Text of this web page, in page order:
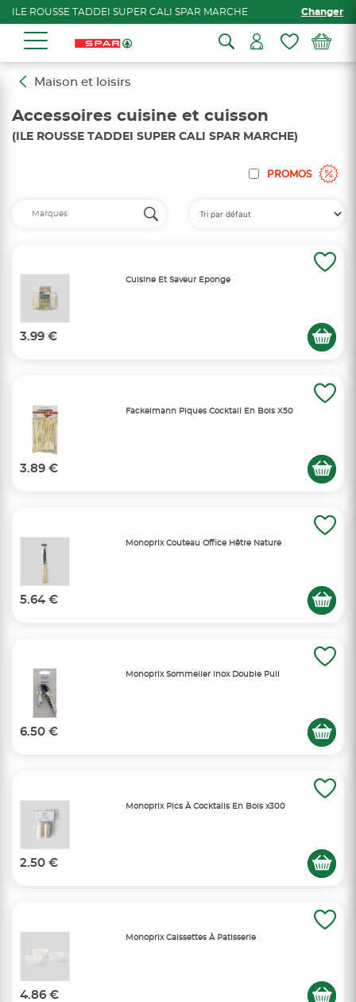
ILE ROUSSE TADDEI SUPER CALI SPAR MARCHE Changer
Maison et loisirs
Accessoires cuisine et cuisson
(ILE ROUSSE TADDEI SUPER CALI SPAR MARCHE)
PROMOS
Cuisine Et Saveur Eponge
3.99 €
Fackelmann Piques Cocktail En Bois X50
3.89 €
Monoprix Couteau Office Hêtre Nature
5.64 €
Monoprix Sommelier Inox Double Pull
6.50 €
Monoprix Pics À Cocktails En Bois x300
2.50 €
Monoprix Caissettes À Patisserie
4.86 €